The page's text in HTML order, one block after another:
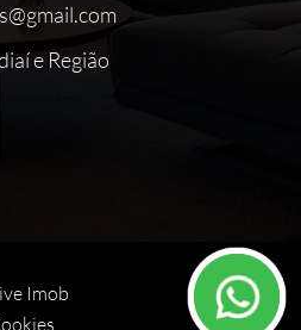
e Região
Imob